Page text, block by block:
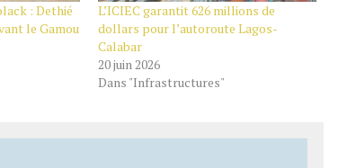
: Dethié
le Gamou
L’ICIEC garantit 626 millions de
dollars pour l’autoroute Lagos-
Calabar
20 juin 2026
Dans "Infrastructures"